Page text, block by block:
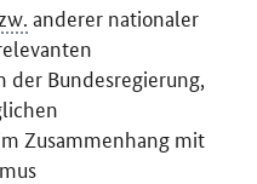
anderer nationaler
der Bundesregierung,
Zusammenhang mit